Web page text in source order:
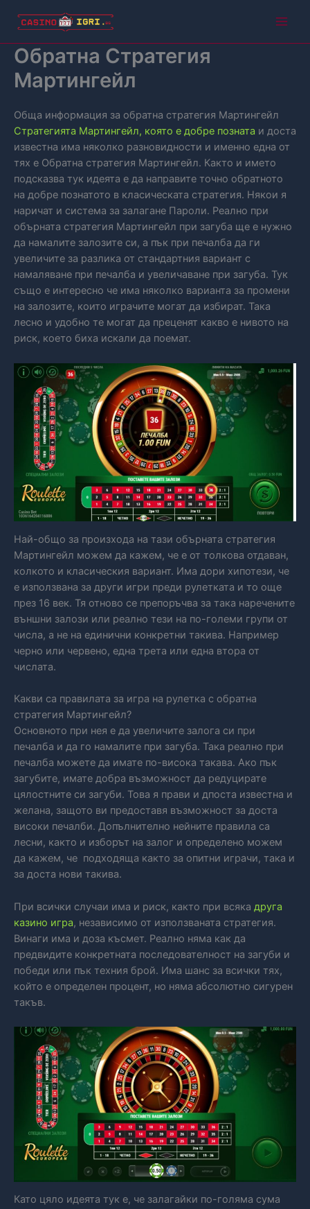
Обратна Стратегия
Мартингейл
Обща информация за обратна стратегия Мартингейл
Стратегията Мартингейл, която е добре позната и доста
известна има няколко разновидности и именно една от
тях е Обратна стратегия Мартингейл. Както и името
подсказва тук идеята е да направите точно обратното
на добре познатото в класическата стратегия. Някои я
наричат и система за залагане Пароли. Реално при
обърната стратегия Мартингейл при загуба ще е нужно
да намалите залозите си, а пък при печалба да ги
увеличите за разлика от стандартния вариант с
намаляване при печалба и увеличаване при загуба. Тук
също е интересно че има няколко варианта за промени
на залозите, които играчите могат да избират. Така
лесно и удобно те могат да преценят какво е нивото на
риск, което биха искали да поемат.
Най-общо за произхода на тази обърната стратегия
Мартингейл можем да кажем, че е от толкова отдаван,
колкото и класическия вариант. Има дори хипотези, че
е използвана за други игри преди рулетката и то още
през 16 век. Тя отново се препоръчва за така наречените
външни залози или реално тези на по-големи групи от
числа, а не на единични конкретни такива. Например
черно или червено, една трета или една втора от
числата.
Какви са правилата за игра на рулетка с обратна
стратегия Мартингейл?
Основното при нея е да увеличите залога си при
печалба и да го намалите при загуба. Така реално при
печалба можете да имате по-висока такава. Ако пък
загубите, имате добра възможност да редуцирате
цялостните си загуби. Това я прави и дпоста известна и
желана, защото ви предоставя възможност за доста
високи печалби. Допълнително нейните правила са
лесни, както и изборът на залог и определено можем
да кажем, че подходяща както за опитни играчи, така и
за доста нови такива.
При всички случаи има и риск, както при всяка друга
казино игра, независимо от използваната стратегия.
Винаги има и доза късмет. Реално няма как да
предвидите конкретната последователност на загуби и
победи или пък техния брой. Има шанс за всички тях,
който е определен процент, но няма абсолютно сигурен
такъв.
Като цяло идеята тук е, че залагайки по-голяма сума